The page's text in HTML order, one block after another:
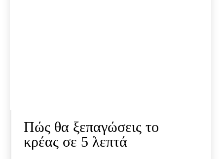
Πώς θα ξεπαγώσεις το
κρέας σε 5 λεπτά